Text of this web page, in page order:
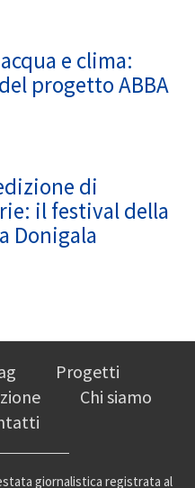
e clima:
progetto ABBA
di
il festival della
Donigala
Progetti
Chi siamo
giornalistica registrata al